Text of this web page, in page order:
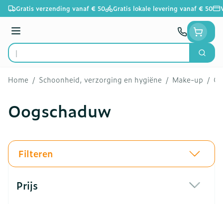
Ga naar de inhoud
Gratis verzending vanaf € 50 Gratis lokale levering vanaf € 50
Menu
Product, merk, categorie...
Zoek
Home / Schoonheid, verzorging en hygiëne / Make-up /
Oogschaduw
Filteren
Prijs